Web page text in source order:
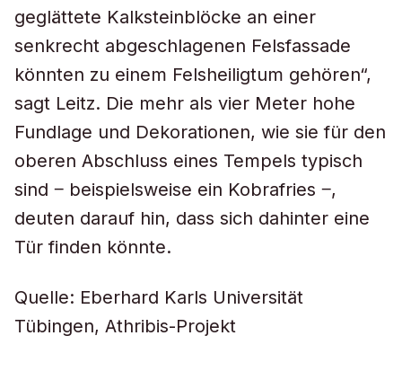
geglättete Kalksteinblöcke an einer
senkrecht abgeschlagenen Felsfassade
könnten zu einem Felsheiligtum gehören“,
sagt Leitz. Die mehr als vier Meter hohe
Fundlage und Dekorationen, wie sie für den
oberen Abschluss eines Tempels typisch
sind ‒ beispielsweise ein Kobrafries ‒,
deuten darauf hin, dass sich dahinter eine
Tür finden könnte.
Quelle: Eberhard Karls Universität
Tübingen, Athribis-Projekt